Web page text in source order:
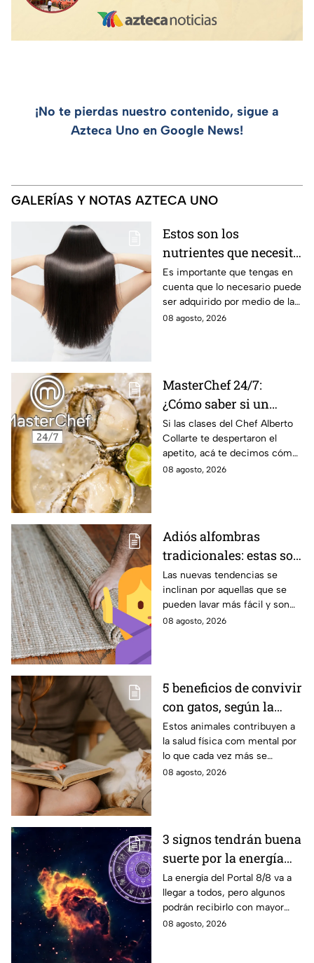
¡No te pierdas nuestro contenido, sigue a
Azteca Uno en Google News!
GALERÍAS Y NOTAS AZTECA UNO
Estos son los
nutrientes que necesita
tu cabello a partir de
los 40 años
Es importante que tengas en
cuenta que lo necesario puede
ser adquirido por medio de la
alimentación.
08 agosto, 2026
MasterChef 24/7:
¿Cómo saber si un
ostión está fresco y es
seguro consumirlo?
Si las clases del Chef Alberto
Collarte te despertaron el
apetito, acá te decimos cómo
elegir los ostiones ideales para
08 agosto, 2026
Adiós alfombras
tradicionales: estas son
las alternativas
modernas para colocar
en tu piso
Las nuevas tendencias se
inclinan por aquellas que se
pueden lavar más fácil y son
menos pesadas.
08 agosto, 2026
5 beneficios de convivir
con gatos, según la
ciencia
Estos animales contribuyen a
la salud física com mental por
lo que cada vez más se
recomienda su presencia.
08 agosto, 2026
3 signos tendrán buena
suerte por la energía
del Portal del León
La energía del Portal 8/8 va a
llegar a todos, pero algunos
podrán recibirlo con mayor
énfasis.
08 agosto, 2026